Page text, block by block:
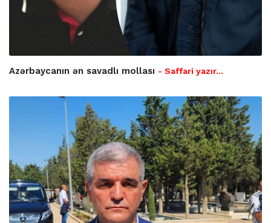
Azərbaycanın ən savadlı mollası - Saffari yazır…